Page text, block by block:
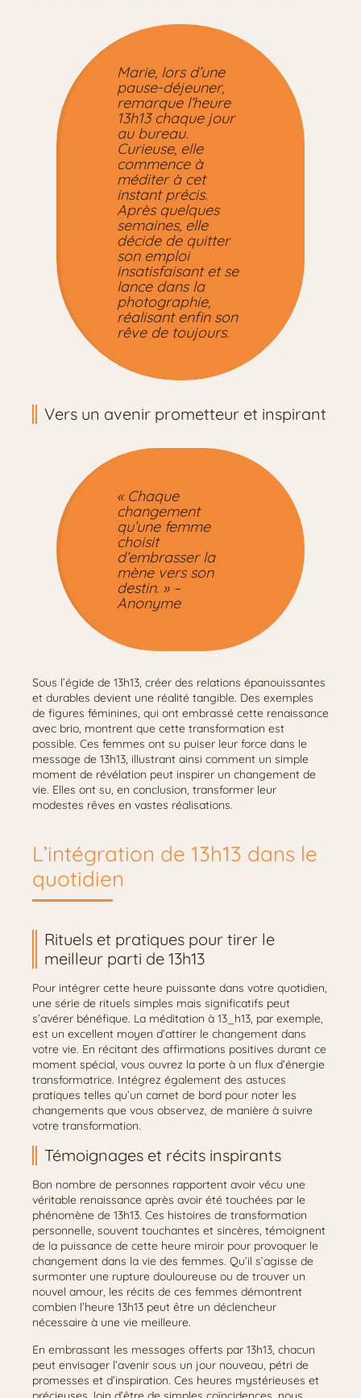
Marie, lors d’une
pause-déjeuner,
remarque l’heure
13h13 chaque jour
au bureau.
Curieuse, elle
commence à
méditer à cet
instant précis.
Après quelques
semaines, elle
décide de quitter
son emploi
insatisfaisant et se
lance dans la
photographie,
réalisant enfin son
rêve de toujours.
Vers un avenir prometteur et inspirant
« Chaque
changement
qu’une femme
choisit
d’embrasser la
mène vers son
destin. » –
Anonyme
Sous l’égide de 13h13, créer des relations épanouissantes
et durables devient une réalité tangible. Des exemples
de figures féminines, qui ont embrassé cette renaissance
avec brio, montrent que cette transformation est
possible. Ces femmes ont su puiser leur force dans le
message de 13h13, illustrant ainsi comment un simple
moment de révélation peut inspirer un changement de
vie. Elles ont su, en conclusion, transformer leur
modestes rêves en vastes réalisations.
L’intégration de 13h13 dans le
quotidien
Rituels et pratiques pour tirer le
meilleur parti de 13h13
Pour intégrer cette heure puissante dans votre quotidien,
une série de rituels simples mais significatifs peut
s’avérer bénéfique. La méditation à 13_h13, par exemple,
est un excellent moyen d’attirer le changement dans
votre vie. En récitant des affirmations positives durant ce
moment spécial, vous ouvrez la porte à un flux d’énergie
transformatrice. Intégrez également des astuces
pratiques telles qu’un carnet de bord pour noter les
changements que vous observez, de manière à suivre
votre transformation.
Témoignages et récits inspirants
Bon nombre de personnes rapportent avoir vécu une
véritable renaissance après avoir été touchées par le
phénomène de 13h13. Ces histoires de transformation
personnelle, souvent touchantes et sincères, témoignent
de la puissance de cette heure miroir pour provoquer le
changement dans la vie des femmes. Qu’il s’agisse de
surmonter une rupture douloureuse ou de trouver un
nouvel amour, les récits de ces femmes démontrent
combien l’heure 13h13 peut être un déclencheur
nécessaire à une vie meilleure.
En embrassant les messages offerts par 13h13, chacun
peut envisager l’avenir sous un jour nouveau, pétri de
promesses et d’inspiration. Ces heures mystérieuses et